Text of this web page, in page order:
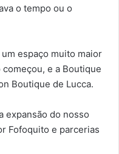
o tempo ou o
espaço muito maior
e a Boutique
Boutique de Lucca.
expansão do nosso
Fofoquito e parcerias